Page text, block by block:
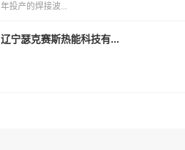
年投产的焊接波...
辽宁瑟克赛斯热能科技有...